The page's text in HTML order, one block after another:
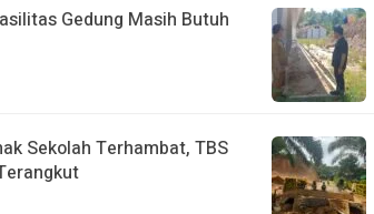
Gedung Masih Butuh
Sekolah Terhambat, TBS